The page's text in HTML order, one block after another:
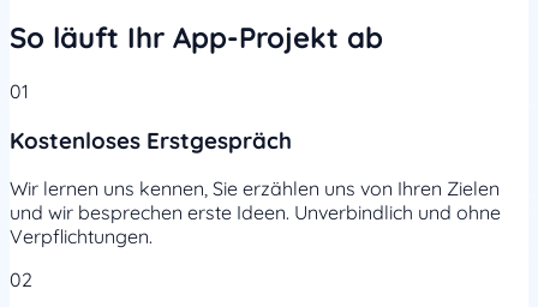
So läuft Ihr App-Projekt ab
01
Kostenloses Erstgespräch
Wir lernen uns kennen, Sie erzählen uns von Ihren Zielen
und wir besprechen erste Ideen. Unverbindlich und ohne
Verpflichtungen.
02